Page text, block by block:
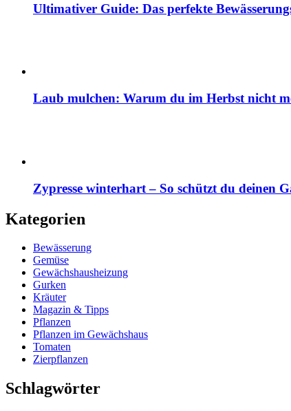
Ultimativer Guide: Das perfekte
Laub mulchen: Warum du im Herbst nicht
Zypresse winterhart – So schützt du deinen
Kategorien
Bewässerung
Gemüse
Gewächshausheizung
Gurken
Kräuter
Magazin & Tipps
Pflanzen
Pflanzen im Gewächshaus
Tomaten
Zierpflanzen
Schlagwörter